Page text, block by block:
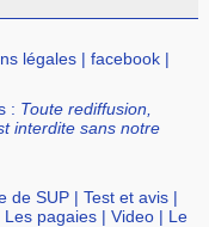
légales |facebook |
: Toute rediffusion,
interdite sans notre
de SUP |Test et avis |
Les pagaies |Video | Le